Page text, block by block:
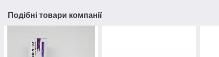
Подібні товари компанії